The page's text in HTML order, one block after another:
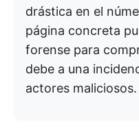
drástica en el
página concreta
forense para
debe a una
actores maliciosos.